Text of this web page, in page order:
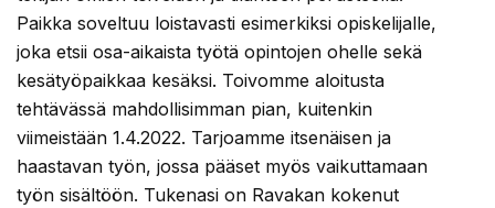
Paikka soveltuu loistavasti esimerkiksi opiskelijalle,
joka etsii osa-aikaista työtä opintojen ohelle sekä
kesätyöpaikkaa kesäksi. Toivomme aloitusta
tehtävässä mahdollisimman pian, kuitenkin
viimeistään 1.4.2022. Tarjoamme itsenäisen ja
haastavan työn, jossa pääset myös vaikuttamaan
työn sisältöön. Tukenasi on Ravakan kokenut